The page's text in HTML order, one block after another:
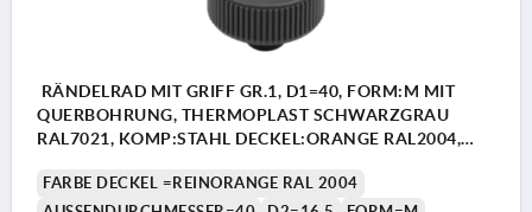
RÄNDELRAD MIT GRIFF GR.1, D1=40, FORM:M MIT
QUERBOHRUNG, THERMOPLAST SCHWARZGRAU
RAL7021, KOMP:STAHL DECKEL:ORANGE RAL2004,
FARBE DECKEL =REINORANGE RAL 2004